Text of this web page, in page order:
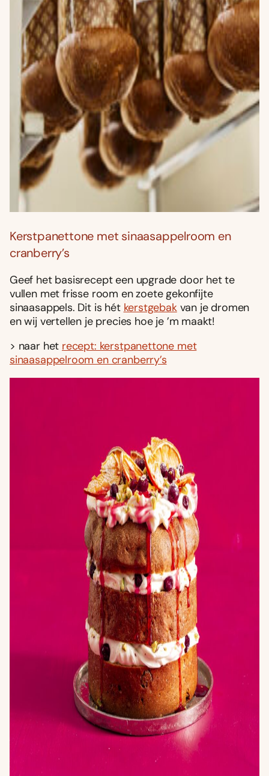
Kerstpanettone met sinaasappelroom en
cranberry’s
Geef het basisrecept een upgrade door het te
vullen met frisse room en zoete gekonfijte
sinaasappels. Dit is hét kerstgebakvan je dromen
en wij vertellen je precies hoe je ’m maakt!
> naar het recept: kerstpanettone met
sinaasappelroom en cranberry’s